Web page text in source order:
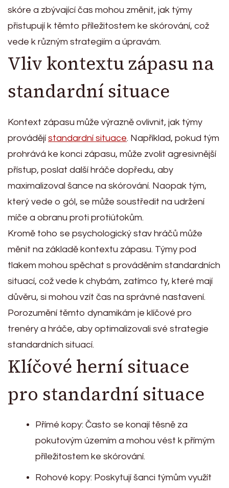
skóre a zbývající čas mohou změnit, jak týmy
přistupují k těmto příležitostem ke skórování, což
vede k různým strategiím a úpravám.
Vliv kontextu zápasu na
standardní situace
Kontext zápasu může výrazně ovlivnit, jak týmy
provádějístandardní situace. Například, pokud tým
prohrává ke konci zápasu, může zvolit agresivnější
přístup, poslat další hráče dopředu, aby
maximalizoval šance na skórování. Naopak tým,
který vede o gól, se může soustředit na udržení
míče a obranu proti protiútokům.
Kromě toho se psychologický stav hráčů může
měnit na základě kontextu zápasu. Týmy pod
tlakem mohou spěchat s prováděním standardních
situací, což vede k chybám, zatímco ty, které mají
důvěru, si mohou vzít čas na správné nastavení.
Porozumění těmto dynamikám je klíčové pro
trenéry a hráče, aby optimalizovali své strategie
standardních situací.
Klíčové herní situace
pro standardní situace
Přímé kopy: Často se konají těsně za
pokutovým územím a mohou vést k přímým
příležitostem ke skórování.
Rohové kopy: Poskytují šanci týmům využít